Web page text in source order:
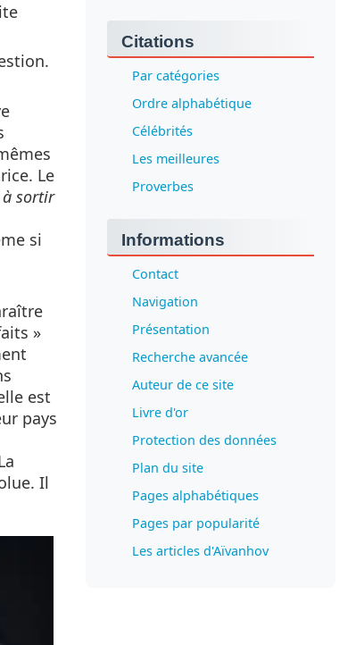
Le
sortir
si
»
est
pays
Il
Citations
Par catégories
Ordre alphabétique
Célébrités
Les meilleures
Proverbes
Informations
Contact
Navigation
Présentation
Recherche avancée
Auteur de ce site
Livre d'or
Protection des données
Plan du site
Pages alphabétiques
Pages par popularité
Les articles d'Aïvanhov